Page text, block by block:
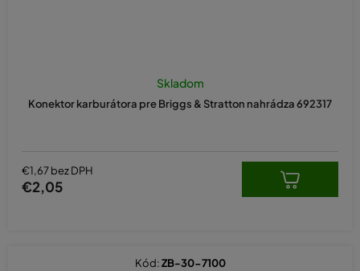
Konektor karburátora pre Briggs & Stratton nahrádza 692317
Skladom
€1,67 bez DPH
€2,05
Kód:ZB-30-7100